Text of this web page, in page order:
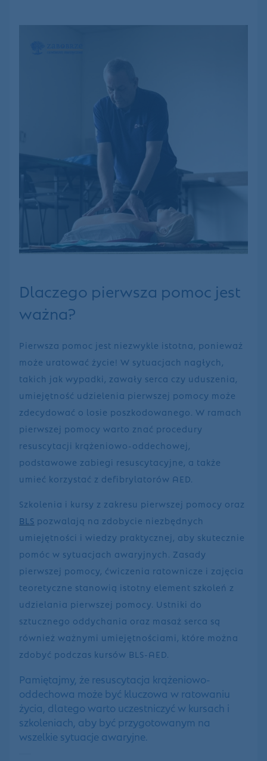
Dlaczego pierwsza pomoc jest
ważna?
Pierwsza pomoc jest niezwykle istotna, ponieważ
może uratować życie! W sytuacjach nagłych,
takich jak wypadki, zawały serca czy uduszenia,
umiejętność udzielenia pierwszej pomocy może
zdecydować o losie poszkodowanego. W ramach
pierwszej pomocy warto znać procedury
resuscytacji krążeniowo-oddechowej,
podstawowe zabiegi resuscytacyjne, a także
umieć korzystać z defibrylatorów AED.
Szkolenia i kursy z zakresu pierwszej pomocy oraz
BLS pozwalają na zdobycie niezbędnych
umiejętności i wiedzy praktycznej, aby skutecznie
pomóc w sytuacjach awaryjnych. Zasady
pierwszej pomocy, ćwiczenia ratownicze i zajęcia
teoretyczne stanowią istotny element szkoleń z
udzielania pierwszej pomocy. Ustniki do
sztucznego oddychania oraz masaż serca są
również ważnymi umiejętnościami, które można
zdobyć podczas kursów BLS-AED.
Pamiętajmy, że resuscytacja krążeniowo-
oddechowa może być kluczowa w ratowaniu
życia, dlatego warto uczestniczyć w kursach i
szkoleniach, aby być przygotowanym na
wszelkie sytuacje awaryjne.